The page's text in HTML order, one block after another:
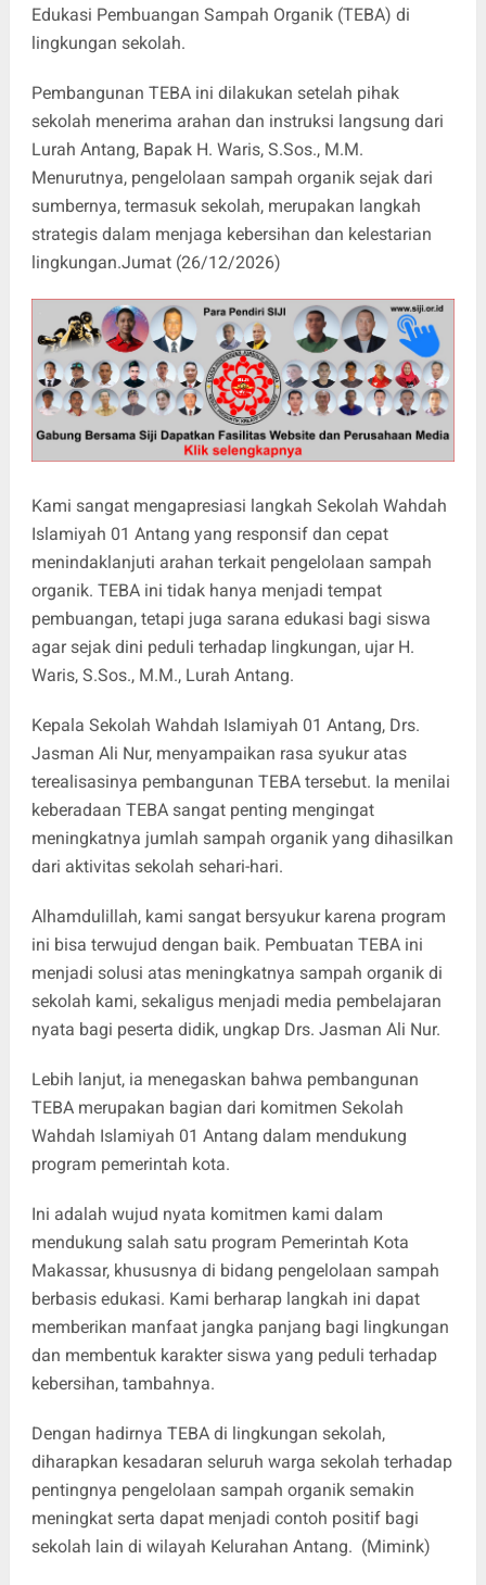
Edukasi Pembuangan Sampah Organik (TEBA) di
lingkungan sekolah.
Pembangunan TEBA ini dilakukan setelah pihak
sekolah menerima arahan dan instruksi langsung dari
Lurah Antang, Bapak H. Waris, S.Sos., M.M.
Menurutnya, pengelolaan sampah organik sejak dari
sumbernya, termasuk sekolah, merupakan langkah
strategis dalam menjaga kebersihan dan kelestarian
lingkungan.Jumat (26/12/2026)
Kami sangat mengapresiasi langkah Sekolah Wahdah
Islamiyah 01 Antang yang responsif dan cepat
menindaklanjuti arahan terkait pengelolaan sampah
organik. TEBA ini tidak hanya menjadi tempat
pembuangan, tetapi juga sarana edukasi bagi siswa
agar sejak dini peduli terhadap lingkungan, ujar H.
Waris, S.Sos., M.M., Lurah Antang.
Kepala Sekolah Wahdah Islamiyah 01 Antang, Drs.
Jasman Ali Nur, menyampaikan rasa syukur atas
terealisasinya pembangunan TEBA tersebut. Ia menilai
keberadaan TEBA sangat penting mengingat
meningkatnya jumlah sampah organik yang dihasilkan
dari aktivitas sekolah sehari-hari.
Alhamdulillah, kami sangat bersyukur karena program
ini bisa terwujud dengan baik. Pembuatan TEBA ini
menjadi solusi atas meningkatnya sampah organik di
sekolah kami, sekaligus menjadi media pembelajaran
nyata bagi peserta didik, ungkap Drs. Jasman Ali Nur.
Lebih lanjut, ia menegaskan bahwa pembangunan
TEBA merupakan bagian dari komitmen Sekolah
Wahdah Islamiyah 01 Antang dalam mendukung
program pemerintah kota.
Ini adalah wujud nyata komitmen kami dalam
mendukung salah satu program Pemerintah Kota
Makassar, khususnya di bidang pengelolaan sampah
berbasis edukasi. Kami berharap langkah ini dapat
memberikan manfaat jangka panjang bagi lingkungan
dan membentuk karakter siswa yang peduli terhadap
kebersihan, tambahnya.
Dengan hadirnya TEBA di lingkungan sekolah,
diharapkan kesadaran seluruh warga sekolah terhadap
pentingnya pengelolaan sampah organik semakin
meningkat serta dapat menjadi contoh positif bagi
sekolah lain di wilayah Kelurahan Antang. (Mimink)